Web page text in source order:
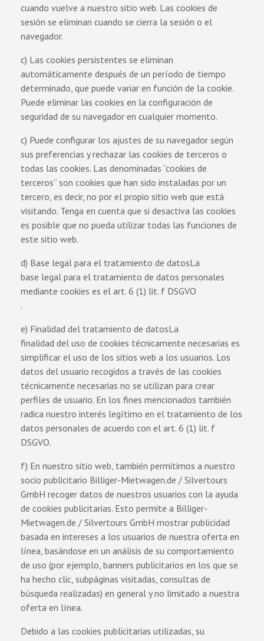
cuando vuelve a nuestro sitio web. Las cookies de
sesión se eliminan cuando se cierra la sesión o el
navegador.
c) Las cookies persistentes se eliminan
automáticamente después de un período de tiempo
determinado, que puede variar en función de la cookie.
Puede eliminar las cookies en la configuración de
seguridad de su navegador en cualquier momento.
c) Puede configurar los ajustes de su navegador según
sus preferencias y rechazar las cookies de terceros o
todas las cookies. Las denominadas “cookies de
terceros” son cookies que han sido instaladas por un
tercero, es decir, no por el propio sitio web que está
visitando. Tenga en cuenta que si desactiva las cookies
es posible que no pueda utilizar todas las funciones de
este sitio web.
d) Base legal para el tratamiento de datosLa
base legal para el tratamiento de datos personales
mediante cookies es el art. 6 (1) lit. f DSGVO
.
e) Finalidad del tratamiento de datosLa
finalidad del uso de cookies técnicamente necesarias es
simplificar el uso de los sitios web a los usuarios. Los
datos del usuario recogidos a través de las cookies
técnicamente necesarias no se utilizan para crear
perfiles de usuario. En los fines mencionados también
radica nuestro interés legítimo en el tratamiento de los
datos personales de acuerdo con el art. 6 (1) lit. f
DSGVO.
f) En nuestro sitio web, también permitimos a nuestro
socio publicitario Billiger-Mietwagen.de / Silvertours
GmbH recoger datos de nuestros usuarios con la ayuda
de cookies publicitarias. Esto permite a Billiger-
Mietwagen.de / Silvertours GmbH mostrar publicidad
basada en intereses a los usuarios de nuestra oferta en
línea, basándose en un análisis de su comportamiento
de uso (por ejemplo, banners publicitarios en los que se
ha hecho clic, subpáginas visitadas, consultas de
búsqueda realizadas) en general y no limitado a nuestra
oferta en línea.
Debido a las cookies publicitarias utilizadas, su